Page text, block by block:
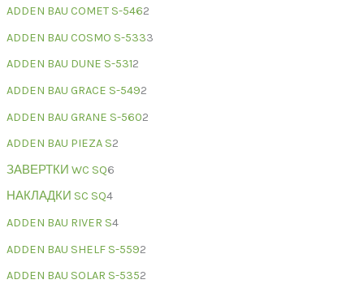
ADDEN BAU COMET S-5462
ADDEN BAU COSMO S-5333
ADDEN BAU DUNE S-5312
ADDEN BAU GRACE S-5492
ADDEN BAU GRANE S-5602
ADDEN BAU PIEZA S2
ЗАВЕРТКИ WC SQ6
НАКЛАДКИ SC SQ4
ADDEN BAU RIVER S4
ADDEN BAU SHELF S-5592
ADDEN BAU SOLAR S-5352